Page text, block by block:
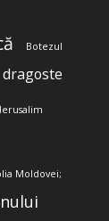
Botezul
dragoste
Ierusalim
Moldovei;